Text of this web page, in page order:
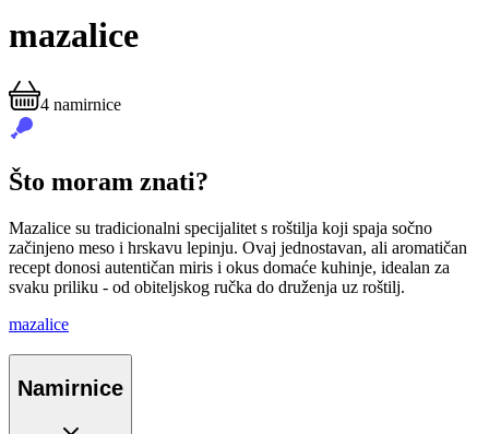
mazalice
4 namirnice
Što moram znati?
Mazalice su tradicionalni specijalitet s roštilja koji spaja sočno
začinjeno meso i hrskavu lepinju. Ovaj jednostavan, ali aromatičan
recept donosi autentičan miris i okus domaće kuhinje, idealan za
svaku priliku - od obiteljskog ručka do druženja uz roštilj.
mazalice
Namirnice